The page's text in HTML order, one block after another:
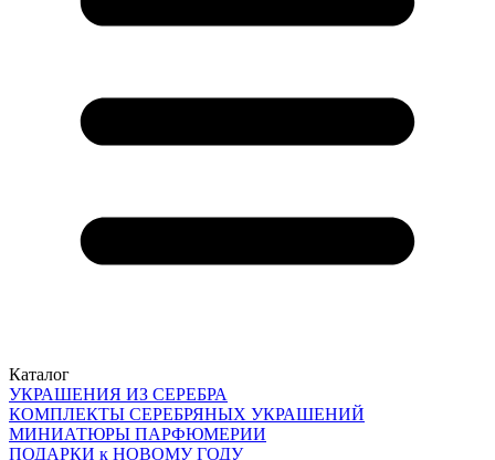
Каталог
УКРАШЕНИЯ ИЗ СЕРЕБРА
КОМПЛЕКТЫ СЕРЕБРЯНЫХ УКРАШЕНИЙ
МИНИАТЮРЫ ПАРФЮМЕРИИ
ПОДАРКИ к НОВОМУ ГОДУ